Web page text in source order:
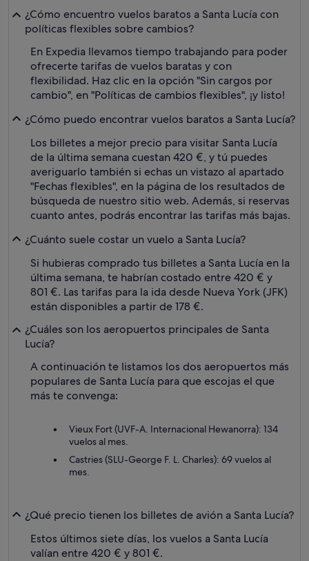
¿Cómo encuentro vuelos baratos a Santa Lucía con
políticas flexibles sobre cambios?
En Expedia llevamos tiempo trabajando para poder
ofrecerte tarifas de vuelos baratas y con
flexibilidad. Haz clic en la opción "Sin cargos por
cambio", en "Políticas de cambios flexibles", ¡y listo!
¿Cómo puedo encontrar vuelos baratos a Santa Lucía?
Los billetes a mejor precio para visitar Santa Lucía
de la última semana cuestan 420 €, y tú puedes
averiguarlo también si echas un vistazo al apartado
"Fechas flexibles", en la página de los resultados de
búsqueda de nuestro sitio web. Además, si reservas
cuanto antes, podrás encontrar las tarifas más bajas.
¿Cuánto suele costar un vuelo a Santa Lucía?
Si hubieras comprado tus billetes a Santa Lucía en la
última semana, te habrían costado entre 420 € y
801 €. Las tarifas para la ida desde Nueva York (JFK)
están disponibles a partir de 178 €.
¿Cuáles son los aeropuertos principales de Santa
Lucía?
A continuación te listamos los dos aeropuertos más
populares de Santa Lucía para que escojas el que
más te convenga:
Vieux Fort (UVF-A. Internacional Hewanorra): 134
vuelos al mes.
Castries (SLU-George F. L. Charles): 69 vuelos al
mes.
¿Qué precio tienen los billetes de avión a Santa Lucía?
Estos últimos siete días, los vuelos a Santa Lucía
valían entre 420 € y 801 €.